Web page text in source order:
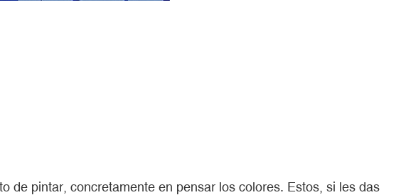
de pintar, concretamente en pensar los colores. Estos, si les das